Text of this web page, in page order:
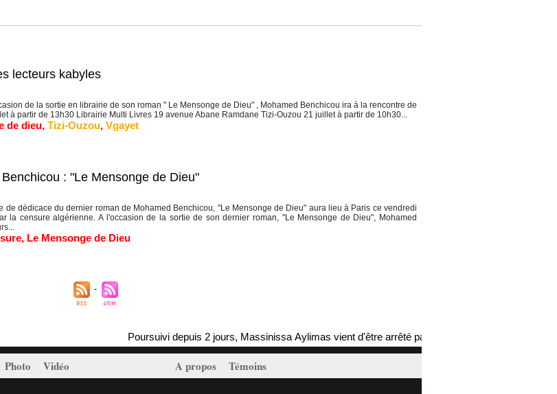
lecteurs kabyles
de la sortie en librairie de son roman " Le Mensonge de Dieu" , Mohamed Benchicou ira à la rencontre de
à partir de 13h30 Librairie Multi Livres 19 avenue Abane Ramdane Tizi-Ouzou 21 juillet à partir de 10h30...
de dieu, Tizi-Ouzou, Vgayet
: "Le Mensonge de Dieu"
de dédicace du dernier roman de Mohamed Benchicou, "Le Mensonge de Dieu" aura lieu à Paris ce vendredi
la censure algérienne. A l'occasion de la sortie de son dernier roman, "Le Mensonge de Dieu", Mohamed
, Le Mensonge de Dieu
Poursuivi depuis 2 jours, Massinissa Aylimas vient d'être arrêté par les autorités coloniales (mis à
Photo Vidéo A propos Témoins